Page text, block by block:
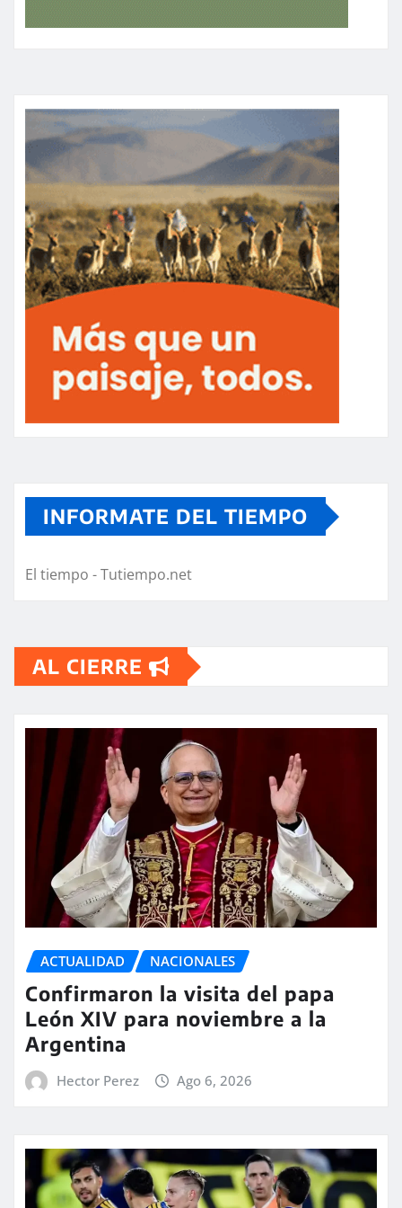
INFORMATE DEL TIEMPO
El tiempo - Tutiempo.net
AL CIERRE
ACTUALIDAD NACIONALES
Confirmaron la visita del papa
León XIV para noviembre a la
Argentina
Hector Perez Ago 6, 2026